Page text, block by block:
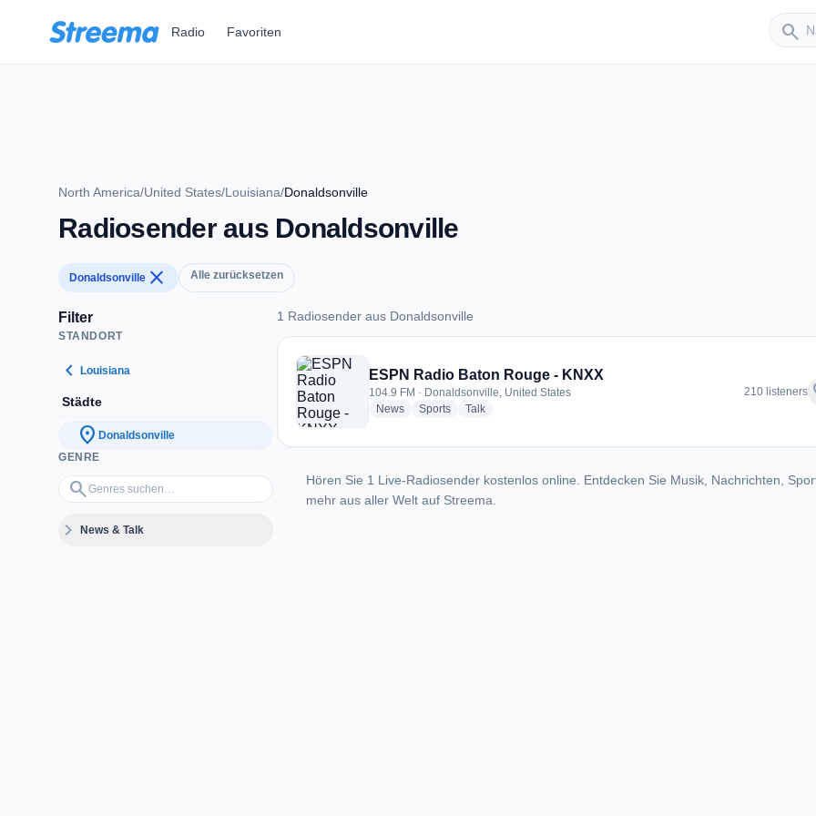
Radio Favoriten search
Sender
North America/United States/Louisiana/Donaldsonville
Radiosender aus Donaldsonville
Donaldsonville close Alle zurücksetzen
Filter
STANDORT
chevron_left Louisiana
Städte
location_on Donaldsonville
GENRE
search
Genres suchen…
expand_moreNews & Talk
1 Radiosender aus Donaldsonville
1 Radiosender aus Donaldsonville
ESPN Radio Baton Rouge - KNXX
104.9 FM · Donaldsonville, United States
Newsradio stations
Sportsradio stations
Talkradio stations
210 listeners
Hören Sie 1 Live-Radiosender kostenlos online. Entdecken Sie Musik, Nachrichten,
mehr aus aller Welt auf Streema.